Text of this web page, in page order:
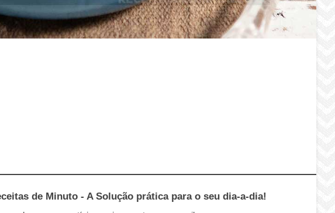
de Minuto - A Solução prática para o seu dia-a-dia!